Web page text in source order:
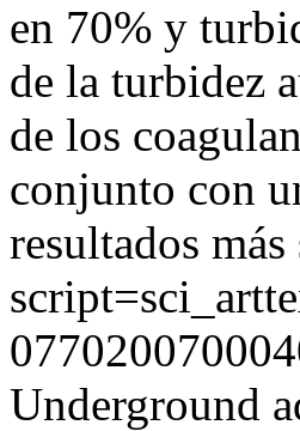
en 70% y
de la turbidez
de los
conjunto con
resultados
Underground